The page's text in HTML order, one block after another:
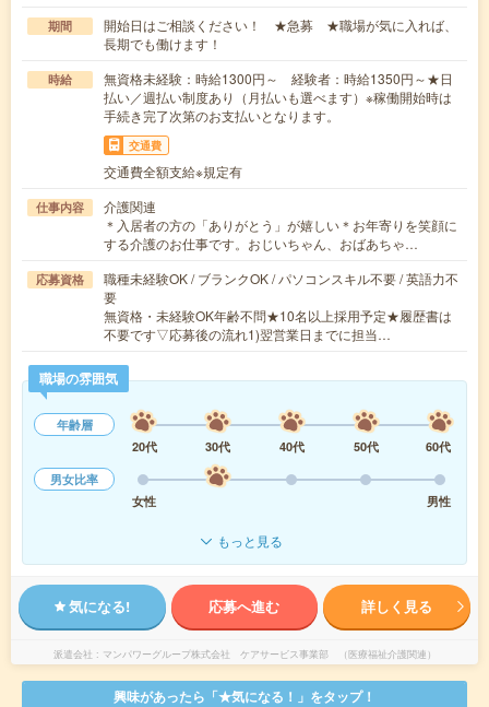
期間
開始日はご相談ください！ ★急募 ★職場が気に入れば、
長期でも働けます！
時給
無資格未経験：時給1300円～ 経験者：時給1350円～★日
払い／週払い制度あり（月払いも選べます）※稼働開始時は
手続き完了次第のお支払いとなります。
交通費
交通費全額支給※規定有
仕事内容
介護関連
＊入居者の方の「ありがとう」が嬉しい＊お年寄りを笑顔に
する介護のお仕事です。おじいちゃん、おばあちゃ…
応募資格
職種未経験OK / ブランクOK / パソコンスキル不要 / 英語力不
要
無資格・未経験OK年齢不問★10名以上採用予定★履歴書は
不要です▽応募後の流れ1)翌営業日までに担当…
職場の雰囲気
年齢層
20代
30代 40代 50代
60代
男女比率
女性
男性
もっと見る
気になる! 応募へ進む 詳しく見る
派遣会社 マンパワーグループ株式会社 ケアサービス事業部 （医療福祉介護関連）
興味があったら「★気になる！」をタップ！